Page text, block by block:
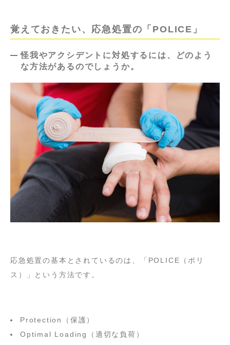
覚えておきたい、応急処置の「POLICE」
怪我やアクシデントに対処するには、どのよう
な方法があるのでしょうか。
応急処置の基本とされているのは、「POLICE（ポリ
ス）」という方法です。
Protection（保護）
Optimal Loading（適切な負荷）